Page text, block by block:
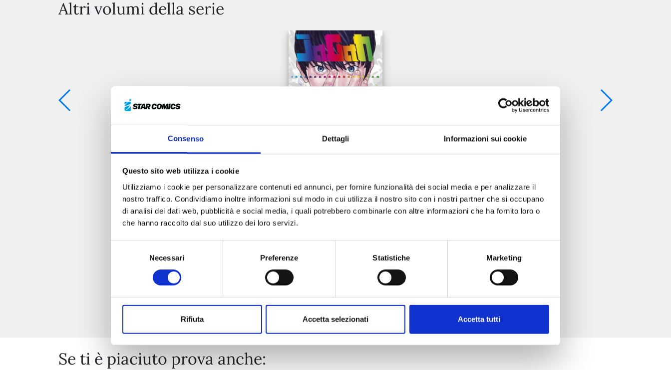
Consenso Dettagli Informazioni sui cookie
Questo sito web utilizza i cookie
Utilizziamo i cookie per personalizzare contenuti ed annunci, per fornire funzionalità dei social media e per analizzare il
nostro traffico. Condividiamo inoltre informazioni sul modo in cui utilizza il nostro sito con i nostri partner che si occupano
di analisi dei dati web, pubblicità e social media, i quali potrebbero combinarle con altre informazioni che ha fornito loro o
che hanno raccolto dal suo utilizzo dei loro servizi.
Necessari Preferenze Statistiche Marketing
Rifiuta Accetta selezionati Accetta tutti
Altri volumi della serie
11/01/2023
€ 5,90
Mostra tutto
Se ti è piaciuto prova anche: